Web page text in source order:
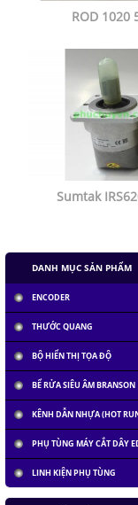
ROD 1020
Sumtak
DANH MỤC SẢN PHẨM
ENCODER
THƯỚC QUANG
BỘ HIỂN THỊ TỌA ĐỘ
BỂ RỬA SIÊU ÂM BRANSON
KÊNH DẪN NHỰA (HOT
PHỤ TÙNG MÁY CẮT DÂY
LINH KIỆN PHỤ TÙNG